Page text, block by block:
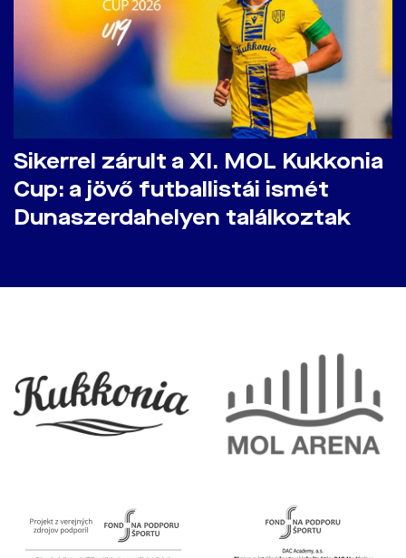
​Sikerrel zárult a XI. MOL Kukkonia
Cup: a jövő futballistái ismét
Dunaszerdahelyen találkoztak